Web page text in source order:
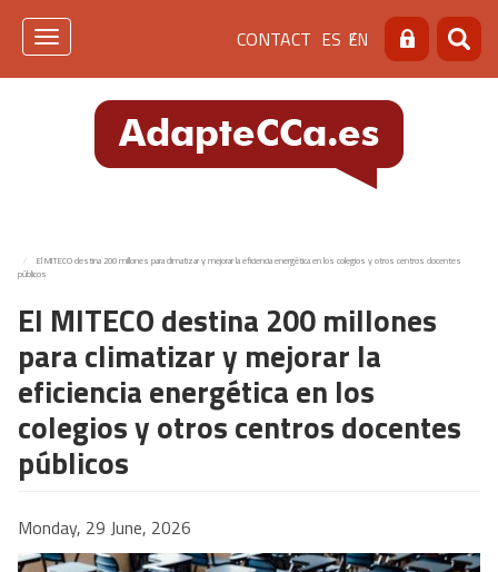
Skip
Menú
de
cabecera
[contacto]
CONTACT ES EN Search
Toggle
El MITECO destina 200 millones para climatizar y mejorar la eficiencia energética en los colegios y otros centros docentes
públicos
El MITECO destina 200 millones
para climatizar y mejorar la
eficiencia energética en los
colegios y otros centros docentes
públicos
Monday, 29 June, 2026